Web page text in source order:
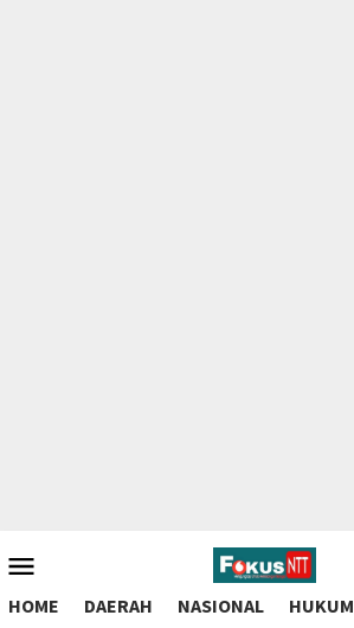
to
contentMobile
HOME DAERAH NASIONAL HUKUM